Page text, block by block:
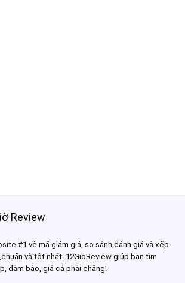
Review
#1 về mã giảm giá, so sánh,đánh giá và xếp
và tốt nhất. 12GioReview giúp bạn tìm
đảm bảo, giá cả phải chăng!